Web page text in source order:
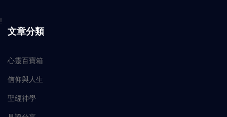
!
文章分類
心靈百寶箱
信仰與人生
聖經神學